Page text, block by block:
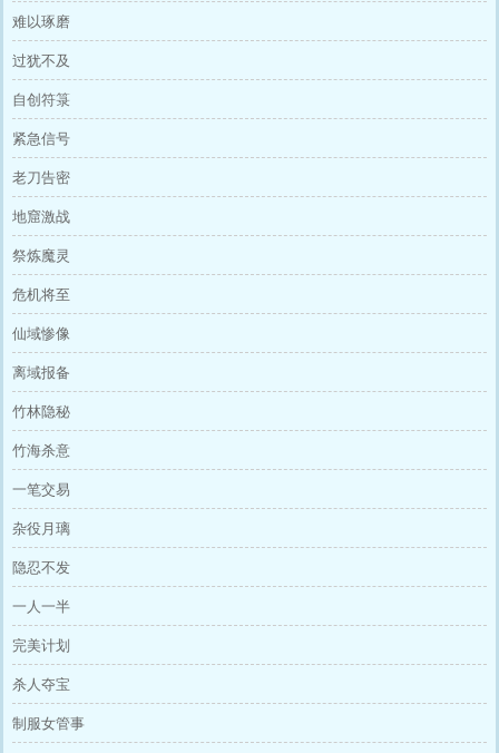
难以琢磨
过犹不及
自创符箓
紧急信号
老刀告密
地窟激战
祭炼魔灵
危机将至
仙域惨像
离域报备
竹林隐秘
竹海杀意
一笔交易
杂役月璃
隐忍不发
一人一半
完美计划
杀人夺宝
制服女管事